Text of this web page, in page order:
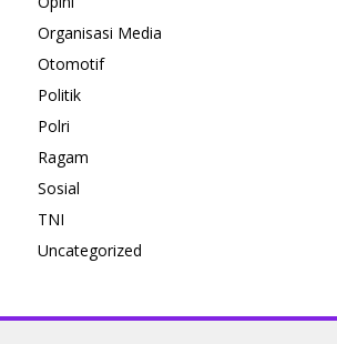
Organisasi Media
Otomotif
Politik
Polri
Ragam
Sosial
TNI
Uncategorized